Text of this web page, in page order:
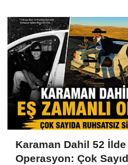
Karaman Dahil 52 İlde
Operasyon: Çok